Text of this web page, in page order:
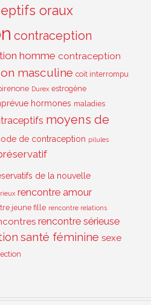
oraux
contraception
homme contraception
masculine coït interrompu
Durex estrogène
hormones maladies
moyens de
de contraception pilules
de la nouvelle
rencontre amour
jeune fille rencontre relations
rencontre sérieuse
santé féminine sexe